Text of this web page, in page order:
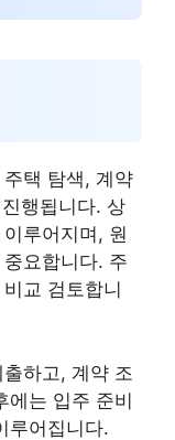
택 탐색, 계약
행됩니다. 상
루어지며, 원
요합니다. 주
교 검토합니
하고, 계약 조
에는 입주 준비
루어집니다.